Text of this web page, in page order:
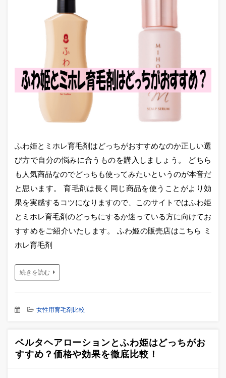
ふわ姫とミホレ育毛剤はどっちがおすすめなのか正しい選
び方で自分の悩みに合うものを購入しましょう。 どちら
も人気商品なのでどっちも使ってみたいというのが本音だ
と思います。 育毛剤は長く同じ商品を使うことがより効
果を実感するコツになりますので、このサイトではふわ姫
とミホレ育毛剤のどっちにするか迷っている方に向けてお
すすめをご紹介いたします。 ふわ姫の販売店はこちら ミ
ホレ育毛剤
続きを読む
女性用育毛剤比較
ベルタヘアローションとふわ姫はどっちがお
すすめ？価格や効果を徹底比較！